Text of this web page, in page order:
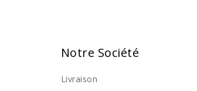
Notre Société
Livraison